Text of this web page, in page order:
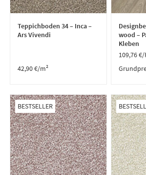
Teppichboden 34 – Inca –
Ars Vivendi
42,90€/m²
wood –
Kleben
109,76€/
BESTSELLER